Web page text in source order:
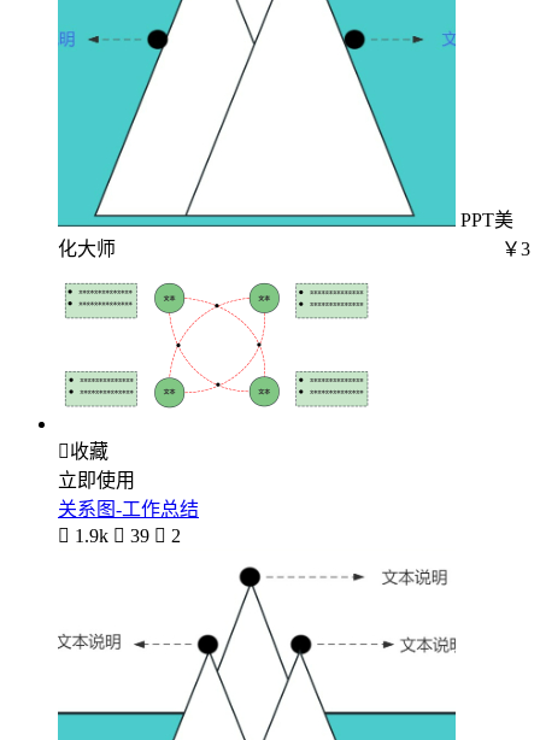
PPT美
化大师
￥3
收藏
立即使用
关系图-工作总结
 1.9k  39  2